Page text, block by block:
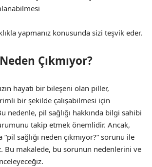
yapmanız konusunda sizi teşvik eder.
Çıkmıyor?
hayati bir bileşeni olan piller,
bir şekilde çalışabilmesi için
nedenle, pil sağlığı hakkında bilgi sahibi
takip etmek önemlidir. Ancak,
“pil sağlığı neden çıkmıyor?” sorunu ile
Bu makalede, bu sorunun nedenlerini ve